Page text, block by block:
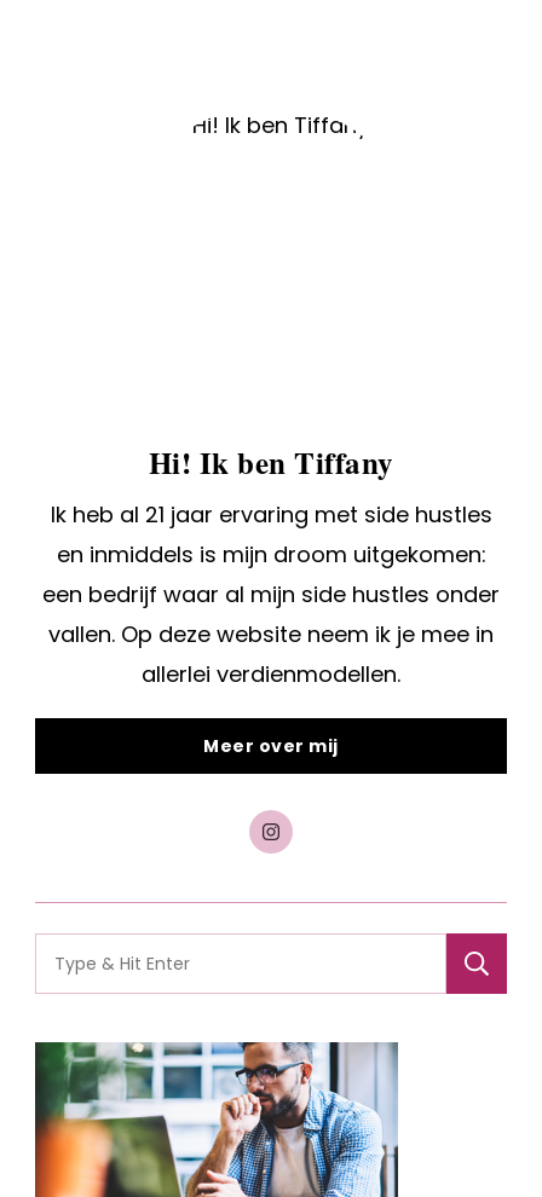
Hi! Ik ben Tiffany
Ik heb al 21 jaar ervaring met side hustles
en inmiddels is mijn droom uitgekomen:
een bedrijf waar al mijn side hustles onder
vallen. Op deze website neem ik je mee in
allerlei verdienmodellen.
Meer over mij
Search
for: